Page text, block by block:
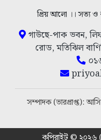
প্রিয় আলো ।। সত্য ও
গাউছে-পাক ভবন,
রোড, মতিঝিল
সম্পাদক (ভারপ্রাপ্ত):